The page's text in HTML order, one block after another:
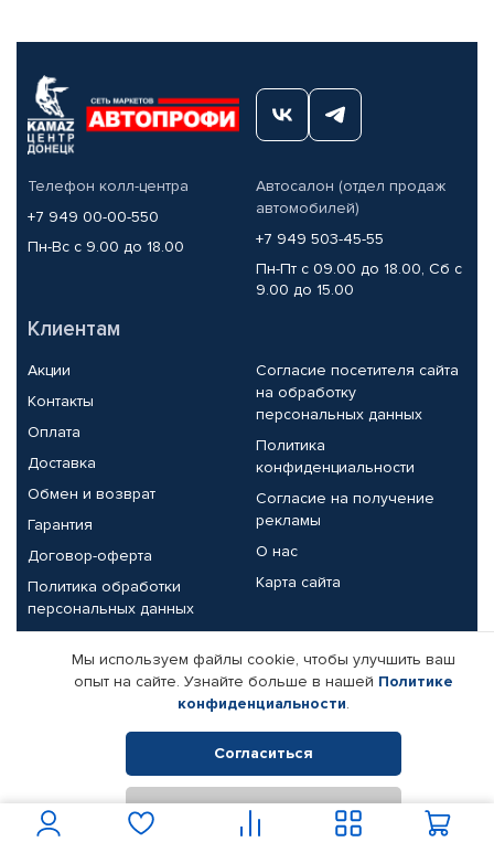
Телефон колл-центра
+7 949 00-00-550
Пн-Вс с 9.00 до 18.00
Автосалон (отдел продаж
автомобилей)
+7 949 503-45-55
Пн-Пт с 09.00 до 18.00, Сб с
9.00 до 15.00
Клиентам
Акции
Контакты
Оплата
Доставка
Обмен и возврат
Гарантия
Договор-оферта
Политика обработки
персональных данных
Согласие посетителя сайта
на обработку
персональных данных
Политика
конфиденциальности
Согласие на получение
рекламы
О нас
Карта сайта
Партнерам
Корпоративным клиентам
Поставщикам
Реквизиты компании
© КАМАЗ ЦЕНТР ДОНЕЦК, 2015-2026. Все права защищены.
Интернет-магазин автомобильных товаров Автопрофи.
Мы используем файлы cookie, чтобы улучшить ваш
опыт на сайте. Узнайте больше в нашей Политике
конфиденциальности.
Согласиться
Отклонить